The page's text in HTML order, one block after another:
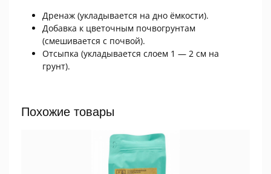
Дренаж (укладывается на дно ёмкости).
Добавка к цветочным почвогрунтам
(смешивается с почвой).
Отсыпка (укладывается слоем 1 — 2 см на
грунт).
Похожие товары